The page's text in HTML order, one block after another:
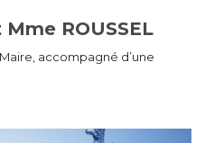
ROUSSEL
accompagné d’une